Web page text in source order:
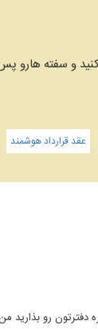
و سفته هارو
عقد قرارداد هوشمند
رو بذارید